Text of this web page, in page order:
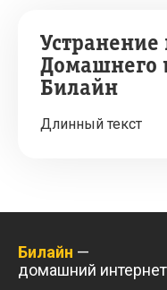
Домашнего
Билайн
Длинный текст
Билайн —
домашний